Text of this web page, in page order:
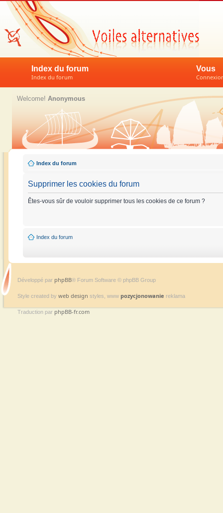
Index du forum
Index du forum
Vous
Welcome! Anonymous
Index du forum
Supprimer les cookies du forum
Êtes-vous sûr de vouloir supprimer tous les cookies de ce forum ?
Index du forum
Développé par phpBB® Forum Software © phpBB Group
Style created by web design styles, www pozycjonowanie reklama
Traduction par phpBB-fr.com